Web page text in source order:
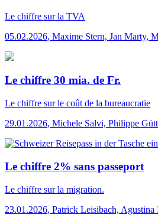
Le chiffre sur la TVA
05.02.2026, Maxime Stern, Jan Marty,
Le chiffre 30 mia. de Fr.
Le chiffre sur le coût de la bureaucratie
29.01.2026, Michele Salvi, Philippe
Le chiffre 2% sans passeport
Le chiffre sur la migration.
23.01.2026, Patrick Leisibach, Agustina